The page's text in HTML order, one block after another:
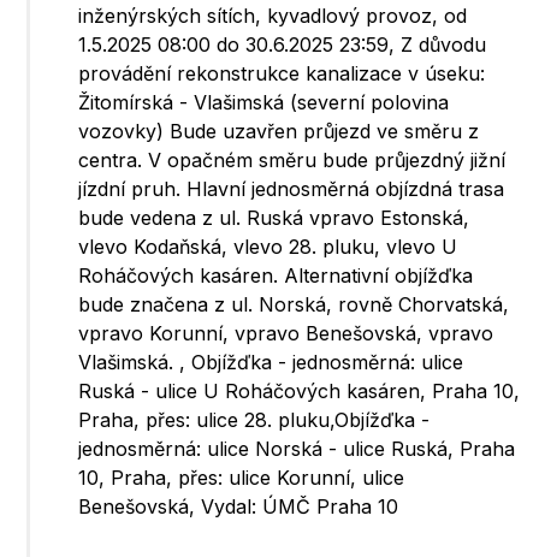
inženýrských sítích, kyvadlový provoz, od
1.5.2025 08:00 do 30.6.2025 23:59, Z důvodu
provádění rekonstrukce kanalizace v úseku:
Žitomírská - Vlašimská (severní polovina
vozovky) Bude uzavřen průjezd ve směru z
centra. V opačném směru bude průjezdný jižní
jízdní pruh. Hlavní jednosměrná objízdná trasa
bude vedena z ul. Ruská vpravo Estonská,
vlevo Kodaňská, vlevo 28. pluku, vlevo U
Roháčových kasáren. Alternativní objížďka
bude značena z ul. Norská, rovně Chorvatská,
vpravo Korunní, vpravo Benešovská, vpravo
Vlašimská. , Objížďka - jednosměrná: ulice
Ruská - ulice U Roháčových kasáren, Praha 10,
Praha, přes: ulice 28. pluku,Objížďka -
jednosměrná: ulice Norská - ulice Ruská, Praha
10, Praha, přes: ulice Korunní, ulice
Benešovská, Vydal: ÚMČ Praha 10